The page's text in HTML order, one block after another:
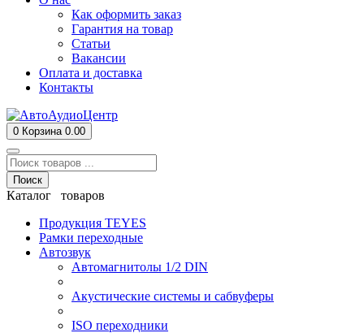
Как оформить заказ
Гарантия на товар
Статьи
Вакансии
Оплата и доставка
Контакты
0 Корзина 0.00
Поиск
Каталог товаров
Продукция TEYES
Рамки переходные
Автозвук
Автомагнитолы 1/2 DIN
Акустические системы и сабвуферы
ISO переходники